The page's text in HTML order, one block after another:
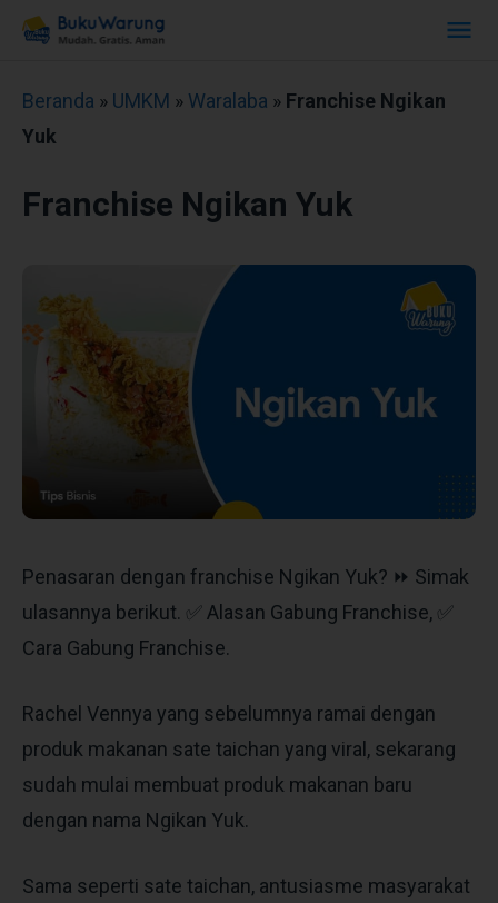
Beranda » UMKM » Waralaba » Franchise Ngikan
Yuk
Franchise Ngikan Yuk
Penasaran dengan franchise Ngikan Yuk? ⏩ Simak
ulasannya berikut. ✅ Alasan Gabung Franchise, ✅
Cara Gabung Franchise.
Rachel Vennya yang sebelumnya ramai dengan
produk makanan sate taichan yang viral, sekarang
sudah mulai membuat produk makanan baru
dengan nama Ngikan Yuk.
Sama seperti sate taichan, antusiasme masyarakat